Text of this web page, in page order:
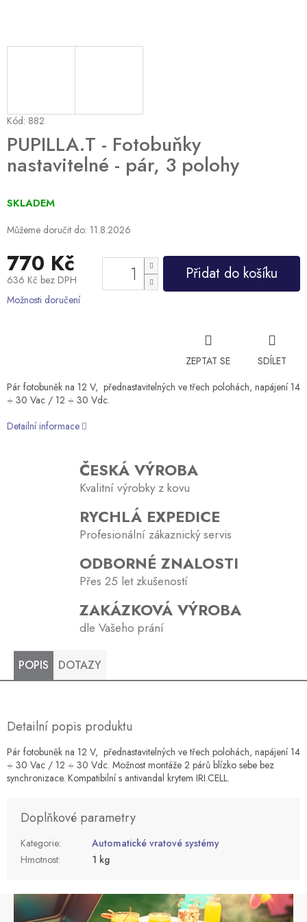
PUPILLA.T - Fotobuňky
nastavitelné - pár, 3 polohy
Kód: 882
SKLADEM
Můžeme doručit do: 11.8.2026
770 Kč
636 Kč bez DPH
Měrná
Přidat do košíku
Možnosti doručení
ZEPTAT SE
SDÍLET
Pár fotobuněk na 12 V, přednastavitelných ve třech polohách, napájení 14
÷ 30 Vac / 12 ÷ 30 Vdc.
Detailní informace
ČESKÁ VÝROBA
Kvalitní výrobky z kovu
RYCHLÁ EXPEDICE
Profesionální zákaznický servis
ODBORNÉ ZNALOSTI
Přes 25 let zkušeností
ZAKÁZKOVÁ VÝROBA
dle Vašeho prání
POPIS DOTAZY
Detailní popis produktu
Pár fotobuněk na 12 V, přednastavitelných ve třech polohách, napájení 14
÷ 30 Vac / 12 ÷ 30 Vdc. Možnost montáže 2 párů blízko sebe bez
synchronizace. Kompatibilní s antivandal krytem IRI.CELL.
Doplňkové parametry
Kategorie:
Automatické vratové systémy
Hmotnost: 1 kg